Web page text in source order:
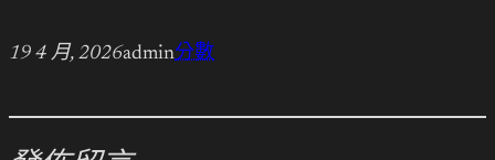
19 4 月, 2026admin分數